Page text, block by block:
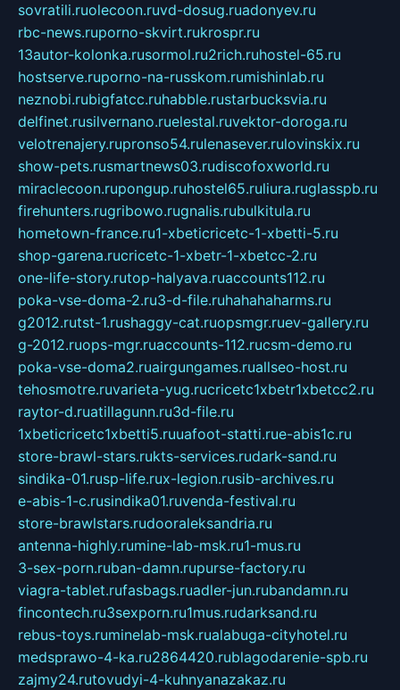
sovratili.ruolecoon.ruvd-dosug.ruadonyev.ru
rbc-news.ruporno-skvirt.rukrospr.ru
13autor-kolonka.rusormol.ru2rich.ruhostel-65.ru
hostserve.ruporno-na-russkom.rumishinlab.ru
neznobi.rubigfatcc.ruhabble.rustarbucksvia.ru
delfinet.rusilvernano.ruelestal.ruvektor-doroga.ru
velotrenajery.rupronso54.rulenasever.rulovinskix.ru
show-pets.rusmartnews03.rudiscofoxworld.ru
miraclecoon.rupongup.ruhostel65.ruliura.ruglasspb.ru
firehunters.rugribowo.rugnalis.rubulkitula.ru
hometown-france.ru1-xbeticricetc-1-xbetti-5.ru
shop-garena.rucricetc-1-xbetr-1-xbetcc-2.ru
one-life-story.rutop-halyava.ruaccounts112.ru
poka-vse-doma-2.ru3-d-file.ruhahahaharms.ru
g2012.rutst-1.rushaggy-cat.ruopsmgr.ruev-gallery.ru
g-2012.ruops-mgr.ruaccounts-112.rucsm-demo.ru
poka-vse-doma2.ruairgungames.ruallseo-host.ru
tehosmotre.ruvarieta-yug.rucricetc1xbetr1xbetcc2.ru
raytor-d.ruatillagunn.ru3d-file.ru
1xbeticricetc1xbetti5.ruuafoot-statti.rue-abis1c.ru
store-brawl-stars.rukts-services.rudark-sand.ru
sindika-01.rusp-life.rux-legion.rusib-archives.ru
e-abis-1-c.rusindika01.ruvenda-festival.ru
store-brawlstars.rudooraleksandria.ru
antenna-highly.rumine-lab-msk.ru1-mus.ru
3-sex-porn.ruban-damn.rupurse-factory.ru
viagra-tablet.rufasbags.ruadler-jun.rubandamn.ru
fincontech.ru3sexporn.ru1mus.rudarksand.ru
rebus-toys.ruminelab-msk.rualabuga-cityhotel.ru
medsprawo-4-ka.ru2864420.rublagodarenie-spb.ru
zajmy24.rutovudyi-4-kuhnyanazakaz.ru